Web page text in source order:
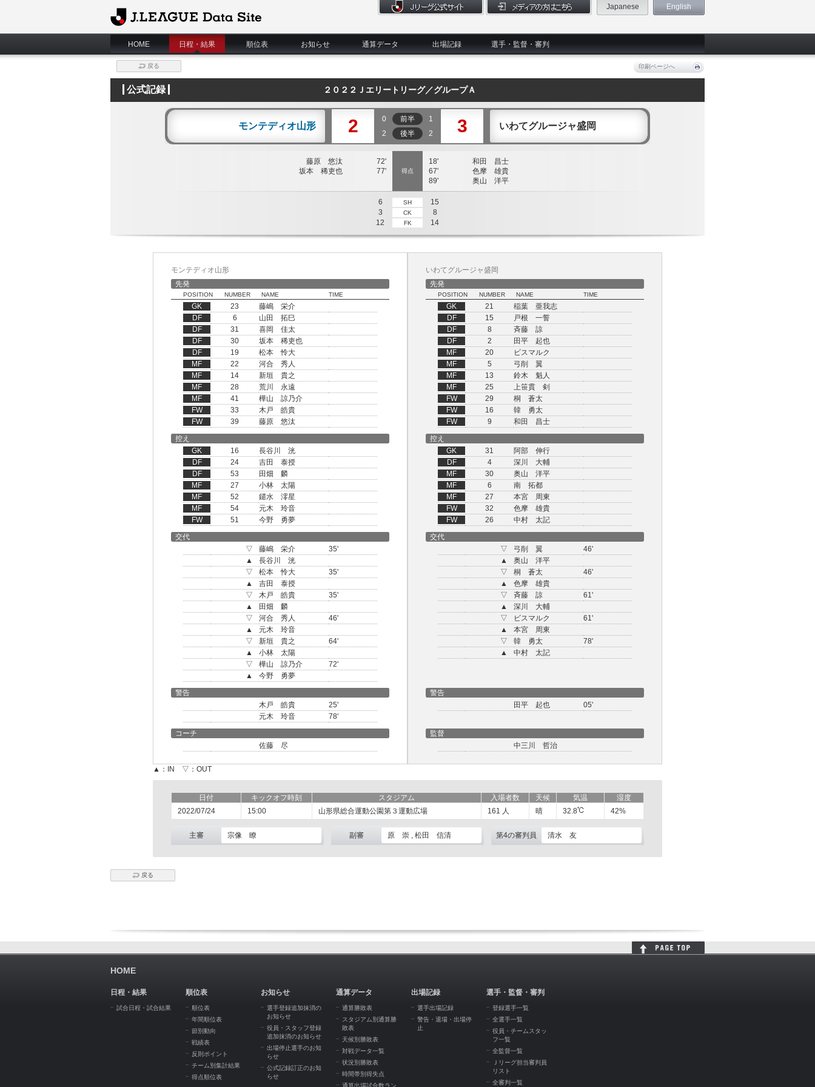
J.League Data Site
Japanese English
HOME 日程・結果 順位表 お知らせ 通算データ 出場記録 選手・監督・審判
戻る 印刷ページへ
公式記録 ２０２２Ｊエリートリーグ／グループＡ
モンテディオ山形 2 0 前半
1
2
後半 2 3 いわてグルージャ盛岡
藤原 悠汰
72'
坂本 稀吏也
77' 得点
18'
和田 昌士
67'
色摩 雄貴
89'
奥山 洋平
6 SH
15
3
CK
8
12
FK 14
モンテディオ山形
先発
POSITION NUMBER NAME TIME
GK 23
藤嶋 栄介
DF
6
山田 拓巳
DF
31
喜岡 佳太
DF
30
坂本 稀吏也
DF
19
松本 怜大
MF
22
河合 秀人
MF
14
新垣 貴之
MF
28
荒川 永遠
MF
41
樺山 諒乃介
FW
33
木戸 皓貴
FW
39 藤原 悠汰
いわてグルージャ盛岡
先発
POSITION NUMBER NAME TIME
GK 21
稲葉 亜我志
DF
15
戸根 一誓
DF
8
斉藤 諒
DF
2
田平 起也
MF
20
ビスマルク
MF
5
弓削 翼
MF
13
鈴木 魁人
MF
25
上笹貫 剣
FW
29
桐 蒼太
FW
16
韓 勇太
FW
9
和田 昌士
控え
GK
16
長谷川 洸
DF
24
吉田 泰授
DF
53
田畑 麟
MF
27
小林 太陽
MF
52
鑓水 澪星
MF
54
元木 玲音
FW
51 今野 勇夢
控え
GK
31
阿部 伸行
DF
4
深川 大輔
MF
30
奥山 洋平
MF
6
南 拓都
MF
27
本宮 周東
FW
32
色摩 雄貴
FW
26
中村 太記
交代
▽
藤嶋 栄介
35'
▲
長谷川 洸
▽
松本 怜大
35'
▲
吉田 泰授
▽
木戸 皓貴
35'
▲
田畑 麟
▽
河合 秀人
46'
▲
元木 玲音
▽
新垣 貴之
64'
▲
小林 太陽
▽
樺山 諒乃介
72'
▲
今野 勇夢
交代
▽
弓削 翼
46'
▲
奥山 洋平
▽
桐 蒼太
46'
▲
色摩 雄貴
▽
斉藤 諒
61'
▲
深川 大輔
▽
ビスマルク
61'
▲
本宮 周東
▽
韓 勇太
78'
▲
中村 太記
警告
木戸 皓貴
25'
元木 玲音
78'
警告
田平 起也
05'
コーチ
佐藤 尽
監督
中三川 哲治
▲：IN ▽：OUT
日付 キックオフ時刻 スタジアム 入場者数 天候 気温
湿度
2022/07/24
15:00 山形県総合運動公園第３運動広場 161 人 晴 32.8 42%
主審 宗像 瞭 副審 原 崇 , 松田 信清 第4の審判員 清水 友
戻る
HOME
日程・結果
試合日程・試合結果
順位表
順位表
年間順位表
節別動向
戦績表
反則ポイント
チーム別集計結果
得点順位表
お知らせ
選手登録追加抹消の
お知らせ
役員・スタッフ登録
追加抹消のお知らせ
出場停止選手のお知
らせ
公式記録訂正のお知
らせ
通算データ
通算勝敗表
スタジアム別通算勝
敗表
天候別勝敗表
対戦データ一覧
状況別勝敗表
時間帯別得失点
通算出場試合数ラン
出場記録
選手出場記録
警告・退場・出場停
止
選手・監督・審判
登録選手一覧
全選手一覧
役員・チームスタッ
フ一覧
全監督一覧
Ｊリーグ担当審判員
リスト
全審判一覧